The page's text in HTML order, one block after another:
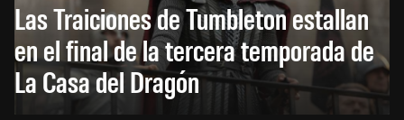
Las Traiciones de Tumbleton estallan
en el final de la tercera temporada de
La Casa del Dragón